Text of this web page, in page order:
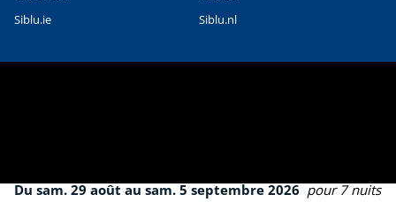
Du sam. 29 août au sam. 5 septembre 2026 pour 7 nuits
Siblu.ie
Siblu.nl